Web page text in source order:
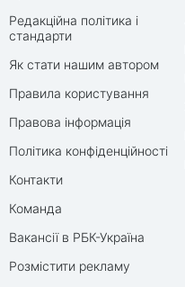
Редакційна політика і
стандарти
Як стати нашим автором
Правила користування
Правова інформація
Політика конфіденційності
Контакти
Команда
Вакансії в РБК-Україна
Розмістити рекламу